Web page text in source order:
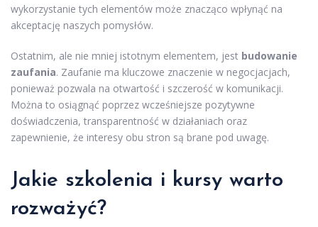
wykorzystanie tych elementów może znacząco wpłynąć na
akceptację naszych pomysłów.
Ostatnim, ale nie mniej istotnym elementem, jest budowanie
zaufania. Zaufanie ma kluczowe znaczenie w negocjacjach,
ponieważ pozwala na otwartość i szczerość w komunikacji.
Można to osiągnąć poprzez wcześniejsze pozytywne
doświadczenia, transparentność w działaniach oraz
zapewnienie, że interesy obu stron są brane pod uwagę.
Jakie szkolenia i kursy warto
rozważyć?